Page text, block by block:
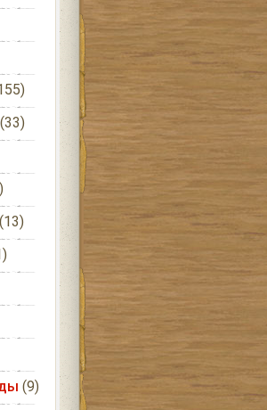
(33)
(13)
(9)